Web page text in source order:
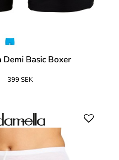
Demi Basic Boxer
399 SEK